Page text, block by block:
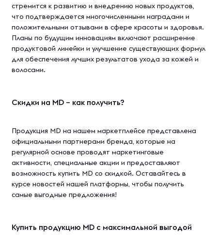
стремится к развитию и внедрению новых продуктов,
что подтверждается многочисленными наградами и
положительными отзывами в сфере красоты и здоровья.
Планы по будущим инновациям включают расширение
продуктовой линейки и улучшение существующих формул
для обеспечения лучших результатов ухода за кожей и
волосами.
Скидки на MD – как получить?
Продукция MD на нашем маркетплейсе представлена
официальными партнерами бренда, которые на
регулярной основе проводят маркетинговые
активности, специальные акции и предоставляют
возможность купить MD со скидкой. Оставайтесь в
курсе новостей нашей платформы, чтобы получить
самые выгодные предложения!
Купить продукцию MD с максимальной выгодой